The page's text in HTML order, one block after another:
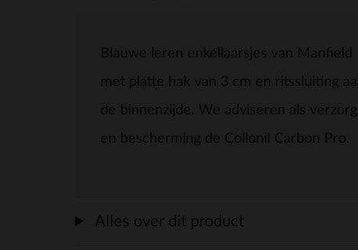
Blauwe leren enkellaarsjes van Manfield
met platte hak van 3 cm en ritssluiting
de binnenzijde. We adviseren als
en bescherming de Collonil Carbon Pro.
Alles over dit product